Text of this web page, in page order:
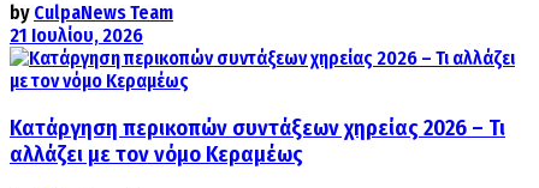
by CulpaNews Team
21 Ιουλίου, 2026
Κατάργηση περικοπών συντάξεων χηρείας 2026 – Τι
αλλάζει με τον νόμο Κεραμέως